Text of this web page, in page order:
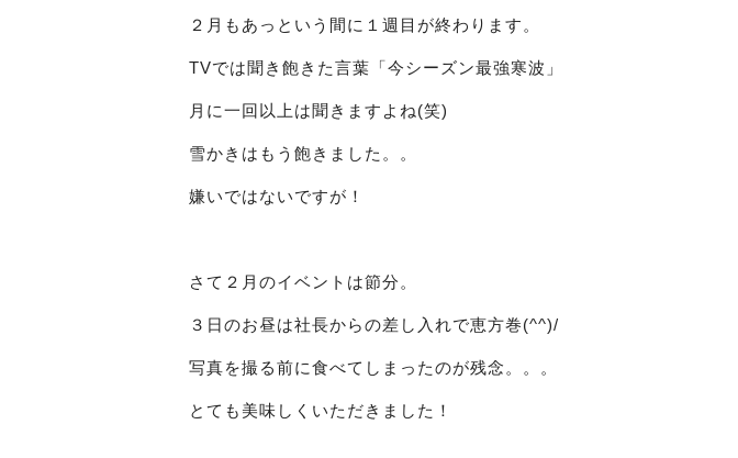
２月もあっという間に１週目が終わります。
TVでは聞き飽きた言葉「今シーズン最強寒波」
月に一回以上は聞きますよね(笑)
雪かきはもう飽きました。。
嫌いではないですが！
さて２月のイベントは節分。
３日のお昼は社長からの差し入れで恵方巻(^^)/
写真を撮る前に食べてしまったのが残念。。。
とても美味しくいただきました！